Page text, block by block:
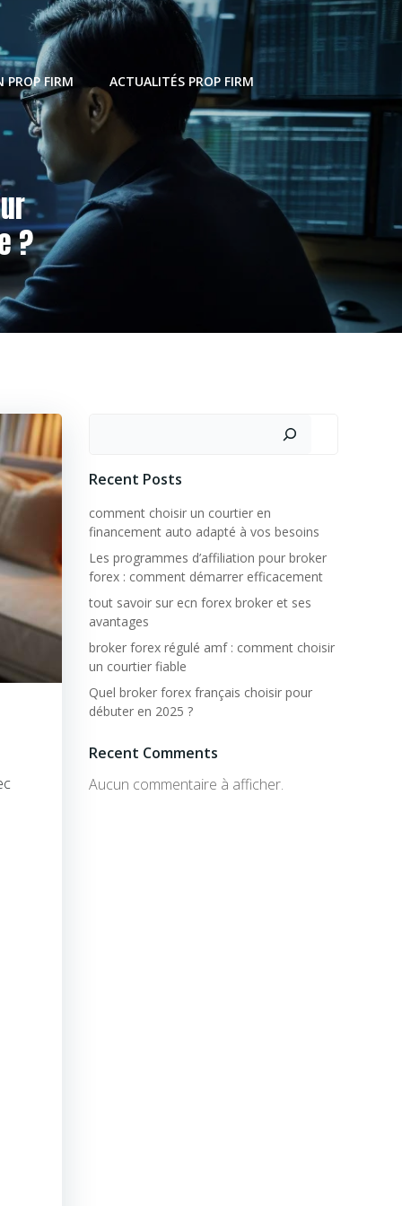
PROP FIRM ACTUALITÉS PROP FIRM
?
Recent Posts
comment choisir un courtier en
financement auto adapté à vos besoins
Les programmes d’affiliation pour broker
forex : comment démarrer efficacement
tout savoir sur ecn forex broker et ses
avantages
broker forex régulé amf : comment choisir
un courtier fiable
Quel broker forex français choisir pour
débuter en 2025 ?
Recent Comments
Aucun commentaire à afficher.